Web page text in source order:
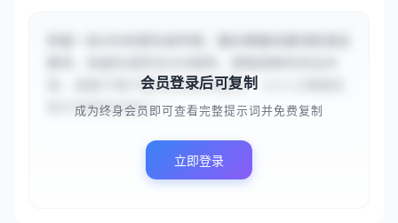
容。请基于用户提供的目标关键词 `{{人工智能在
医疗领域的应用}}...
会员登录后可复制
成为终身会员即可查看完整提示词并免费复制
立即登录